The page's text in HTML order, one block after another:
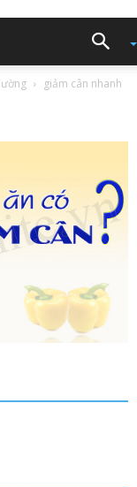
giảm cân nhanh